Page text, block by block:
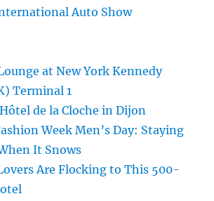
Auto Show
at New York Kennedy
Terminal 1
de la Cloche in Dijon
Week Men’s Day: Staying
It Snows
Are Flocking to This 500-